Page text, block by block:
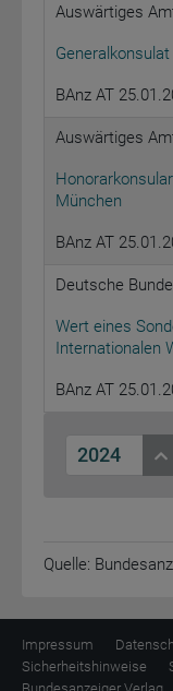
Auswärtiges
BAnz AT
Auswärtiges
München
BAnz AT
Deutsche
Wert eines
Internationalen
BAnz AT
2024
Quelle:
Impressum
Sicherheitshinweise